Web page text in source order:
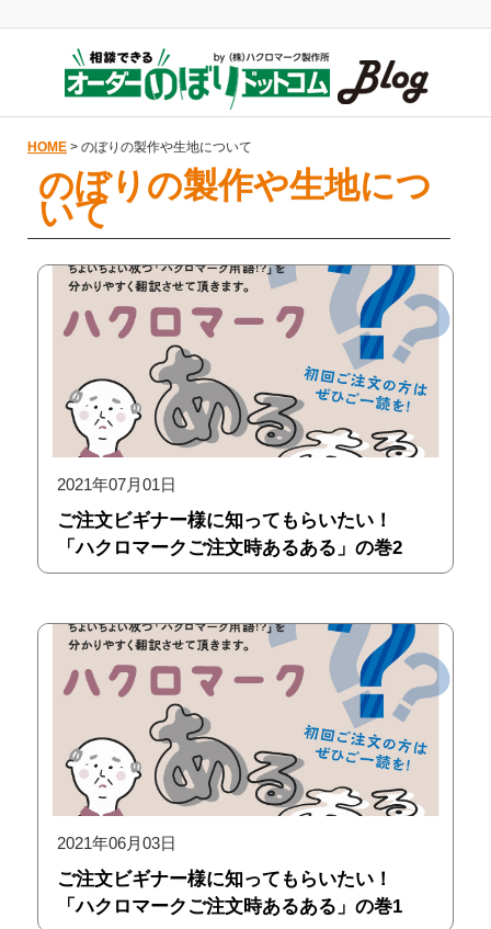
HOME > のぼりの製作や生地について
のぼりの製作や生地につ
いて
2021年07月01日
ご注文ビギナー様に知ってもらいたい！
「ハクロマークご注文時あるある」の巻2
2021年06月03日
ご注文ビギナー様に知ってもらいたい！
「ハクロマークご注文時あるある」の巻1